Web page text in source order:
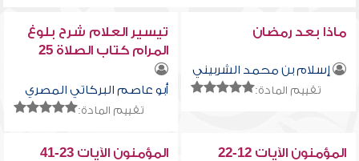
ماذا بعد رمضان
إسلام بن محمد الشربيني
تقييم المادة:
تيسير العلام شرح بلوغ
المرام كتاب الصلاة 25
أبو عاصم البركاتي المصري
تقييم المادة:
المؤمنون الآيات 12-22 المؤمنون الآيات 23-41